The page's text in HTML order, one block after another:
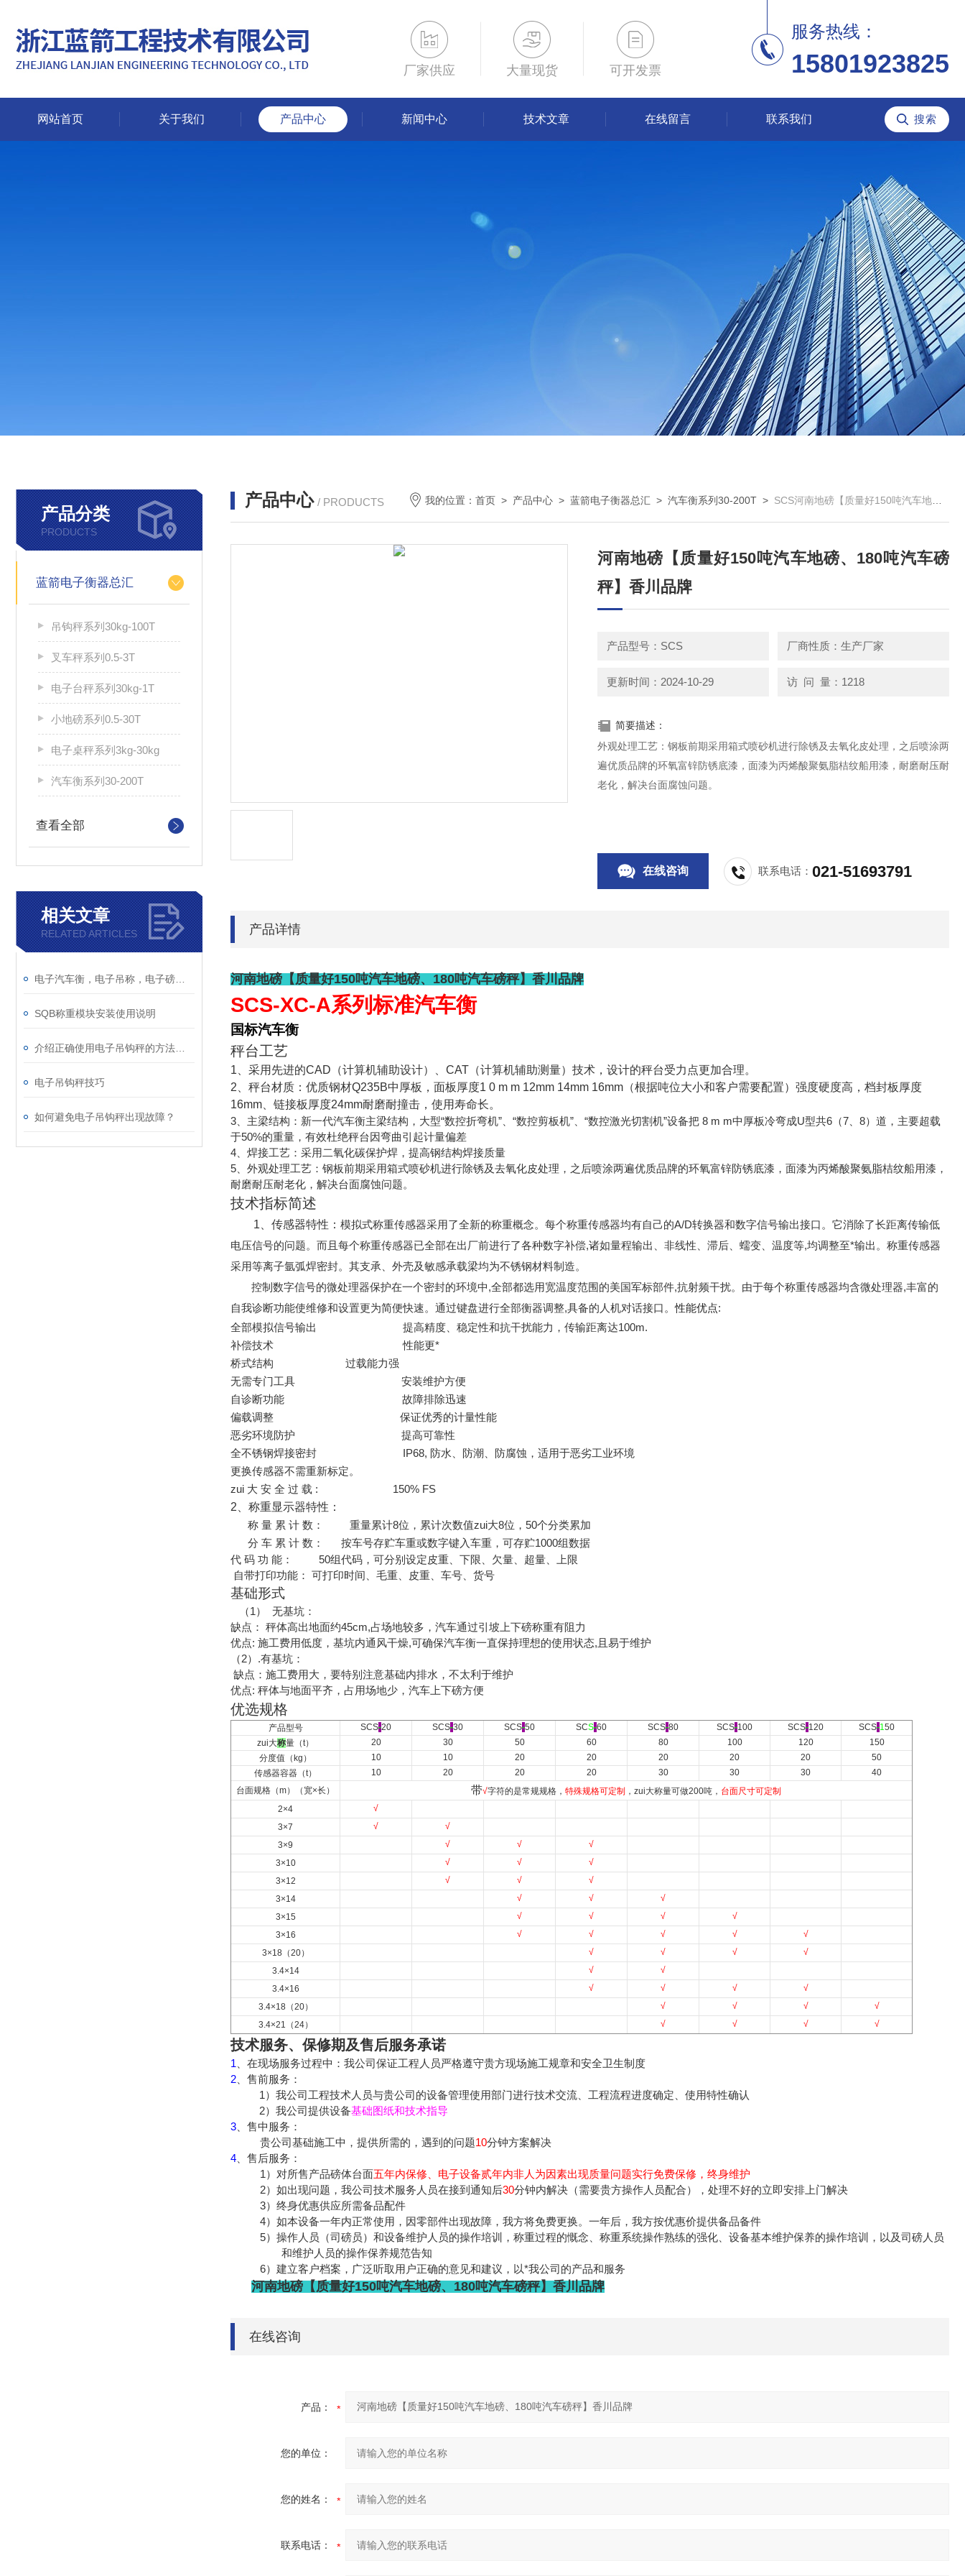
厂家供应 大量现货 可开发票
服务热线：
15801923825
网站首页 关于我们 产品中心 新闻中心 技术文章 在线留言 联系我们
产品分类
PRODUCTS
蓝箭电子衡器总汇
吊钩秤系列30kg-100T
叉车秤系列0.5-3T
电子台秤系列30kg-1T
小地磅系列0.5-30T
电子桌秤系列3kg-30kg
汽车衡系列30-200T
查看全部
相关文章
RELATED ARTICLES
SQB称重模块安装使用说明
电子吊钩秤技巧
如何避免电子吊钩秤出现故障？
产品中心 / PRODUCTS 我的位置：首页 > 产品中心 >蓝箭电子衡器总汇 >汽车衡系列30-200T > SCS河南地磅【质量好150吨汽车地磅、180吨汽车磅秤】香川品牌
河南地磅【质量好150吨汽车地磅、180吨汽车磅
秤】香川品牌
产品型号：SCS 厂商性质：生产厂家
更新时间：2024-10-29 访 问 量：1218
简要描述：
外观处理工艺：钢板前期采用箱式喷砂机进行除锈及去氧化皮处理，之后喷涂两
遍优质品牌的环氧富锌防锈底漆，面漆为丙烯酸聚氨脂桔纹船用漆，耐磨耐压耐
老化，解决台面腐蚀问题。
在线咨询 联系电话：021-51693791
产品详情
河南地磅【质量好150吨汽车地磅、180吨汽车磅秤】香川品牌
SCS-XC-A系列标准汽车衡
国标汽车衡
秤台工艺
1 、采用先进的CAD （计算机辅助设计）、 CAT （计算机辅助测量）技术，设计的秤台受力点更加合理。
2 、秤台材质：优质钢材Q235B中厚板，面板厚度1 0 m m 12mm 14mm 16mm（根据吨位大小和客户需要配置） 强度硬度高，档封板厚度
16mm 、链接板厚度24mm耐磨耐撞击，使用寿命长。
3、主梁结构：新一代汽车衡主梁结构，大型“数控折弯机”、“数控剪板机”、“数控激光切割机”设备把 8 m m中厚板冷弯成U型共6（7、8）道，主要超载
于50%的重量，有效杜绝秤台因弯曲引起计量偏差
4、焊接工艺：采用二氧化碳保护焊，提高钢结构焊接质量
5、外观处理工艺：钢板前期采用箱式喷砂机进行除锈及去氧化皮处理，之后喷涂两遍优质品牌的环氧富锌防锈底漆，面漆为丙烯酸聚氨脂桔纹船用漆，
耐磨耐压耐老化，解决台面腐蚀问题。
技术指标简述
1 、传感器特性： 模拟式称重传感器采用了全新的称重概念。每个称重传感器均有自己的A/D转换器和数字信号输出接口。它消除了长距离传输低
电压信号的问题。而且每个称重传感器已全部在出厂前进行了各种数字补偿,诸如量程输出、非线性、滞后、蠕变、温度等,均调整至*输出。称重传感器
采用等离子氩弧焊密封。其支承、外壳及敏感承载梁均为不锈钢材料制造。
控制数字信号的微处理器保护在一个密封的环境中,全部都选用宽温度范围的美国军标部件,抗射频干扰。由于每个称重传感器均含微处理器,丰富的
自我诊断功能使维修和设置更为简便快速。通过键盘进行全部衡器调整,具备的人机对话接口。性能优点:
全部模拟信号输出
提高精度、稳定性和抗干扰能力，传输距离达100m.
补偿技术
性能更*
桥式结构
过载能力强
无需专门工具
安装维护方便
自诊断功能
故障排除迅速
偏载调整
保证优秀的计量性能
恶劣环境防护
提高可靠性
全不锈钢焊接密封 IP68, 防水、防潮、防腐蚀，适用于恶劣工业环境
更换传感器不需重新标定。
zui 大 安 全 过 载 : 150% FS
2 、称重显示器特性：
称 量 累 计 数：
重量累计8位，累计次数值zui大8位，50个分类累加
分 车 累 计 数：
按车号存贮车重或数字键入车重，可存贮1000组数据
代 码 功 能：
50组代码，可分别设定皮重、下限、欠量、超量、上限
自带打印功能： 可打印时间、毛重、皮重、车号、货号
基础形式
（1）
无基坑：
缺点： 秤体高出地面约45cm,占场地较多，汽车通过引坡上下磅称重有阻力
优点: 施工费用低度，基坑内通风干燥,可确保汽车衡一直保持理想的使用状态,且易于维护
（2）.有基坑：
缺点：施工费用大，要特别注意基础内排水，不太利于维护
优点: 秤体与地面平齐，占用场地少，汽车上下磅方便
优选规格
产品型号 SCS-20 SCS-30 SCS-50 SCS-60 SCS-80 SCS-100 SCS-120 SCS-1 50
zui大称量（t） 20 30 50 60 80 100 120
150
分度值（kg）
10 10 20 20 20 20 20
50
传感器容器（t）
10 20 20 20 30 30 30
40
台面规格（m）（宽×长）
带√字符的是常规规格， 特殊规格可定制 ，zui大称量可做200吨， 台面尺寸可定制
2×4
√
3×7
√
√
3×9
√ √
√
3×10
√ √
√
3×12
√ √
√
3×14
√ √
√
3×15
√ √ √
√
3×16
√ √ √ √
√
3×18（20） √ √ √
√
3.4×14
√
√
3.4×16
√ √ √
√
3.4×18（20） √ √ √
√
3.4×21
（24） √ √ √ √
技术服务、保修期及售后服务承诺
1 、在现场服务过程中：我公司保证工程人员严格遵守贵方现场施工规章和安全卫生制度
2 、售前服务：
1）我公司工程技术人员与贵公司的设备管理使用部门进行技术交流、工程流程进度确定、使用特性确认
2）我公司提供设备基础图纸和技术指导
3 、售中服务：
贵公司基础施工中，提供所需的，遇到的问题10分钟方案解决
4 、售后服务：
1）对所售产品磅体台面五年内保修、电子设备贰年内非人为因素出现质量问题实行免费保修，终身维护
2）如出现问题，我公司技术服务人员在接到通知后30分钟内解决（需要贵方操作人员配合），处理不好的立即安排上门解决
3）终身优惠供应所需备品配件
4）如本设备一年内正常使用，因零部件出现故障，我方将免费更换。一年后，我方按优惠价提供备品备件
5）操作人员（司磅员）和设备维护人员的操作培训，称重过程的慨念、称重系统操作熟练的强化、设备基本维护保养的操作培训，以及司磅人员
和维护人员的操作保养规范告知
6）建立客户档案，广泛听取用户正确的意见和建议，以*我公司的产品和服务
河南地磅【质量好150吨汽车地磅、180吨汽车磅秤】香川品牌
在线咨询
产品：
您的单位：
您的姓名：
联系电话：